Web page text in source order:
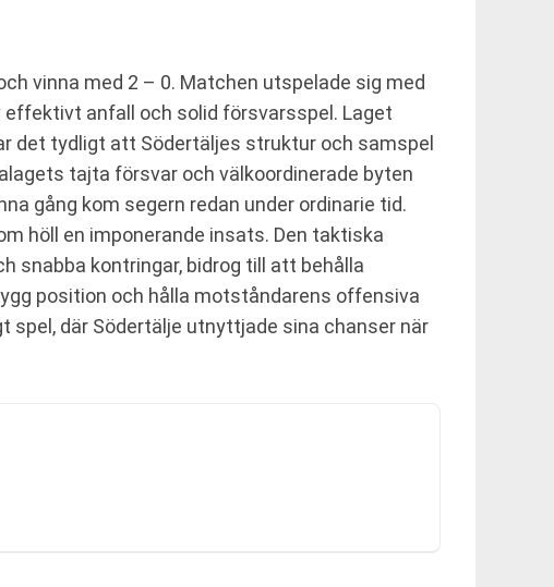
vinna med 2 – 0. Matchen utspelade sig med
anfall och solid försvarsspel. Laget
det tydligt att Södertäljes struktur och samspel
tajta försvar och välkoordinerade byten
gång kom segern redan under ordinarie tid.
höll en imponerande insats. Den taktiska
snabba kontringar, bidrog till att behålla
position och hålla motståndarens offensiva
spel, där Södertälje utnyttjade sina chanser när